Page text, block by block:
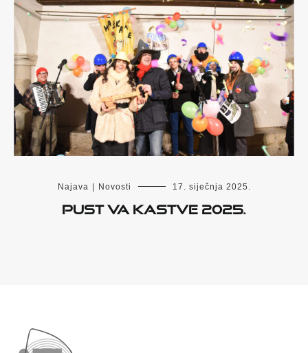
Najava Novosti 17. siječnja 2025.
Pust va Kastve 2025.